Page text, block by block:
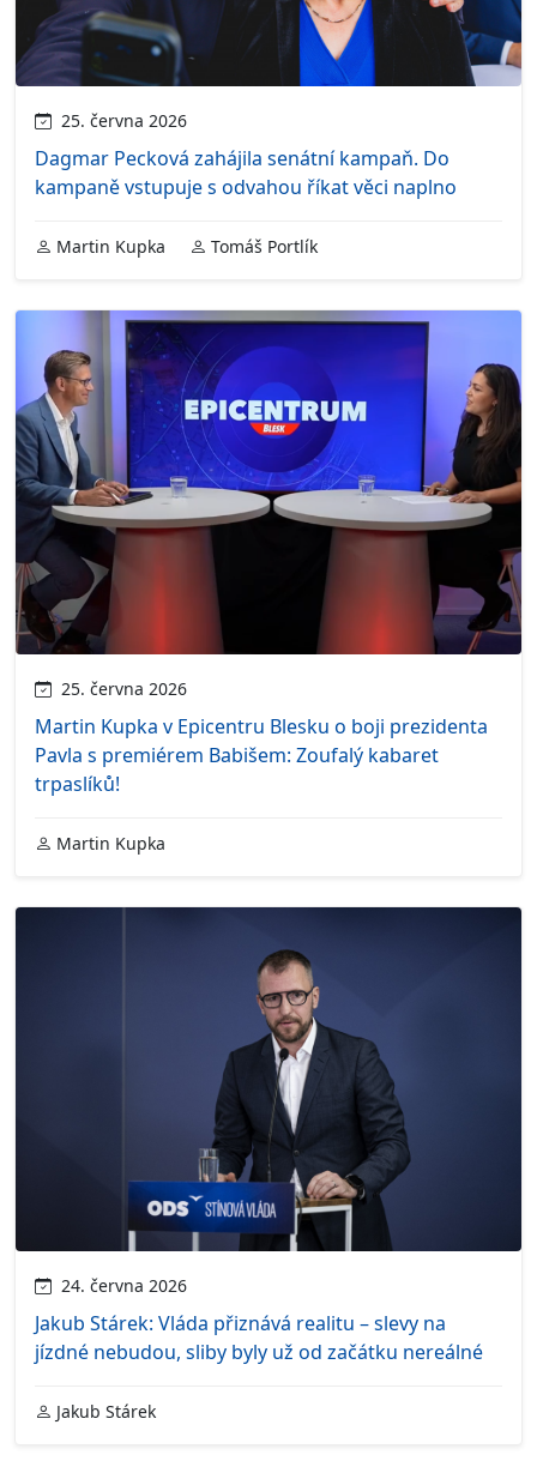
25. června 2026
Dagmar Pecková zahájila senátní kampaň. Do
kampaně vstupuje s odvahou říkat věci naplno
Martin Kupka Tomáš Portlík
25. června 2026
Martin Kupka v Epicentru Blesku o boji prezidenta
Pavla s premiérem Babišem: Zoufalý kabaret
trpaslíků!
Martin Kupka
24. června 2026
Jakub Stárek: Vláda přiznává realitu – slevy na
jízdné nebudou, sliby byly už od začátku nereálné
Jakub Stárek